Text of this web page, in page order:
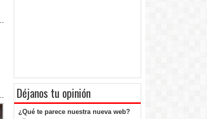
Déjanos tu opinión
¿Qué te parece nuestra nueva web?